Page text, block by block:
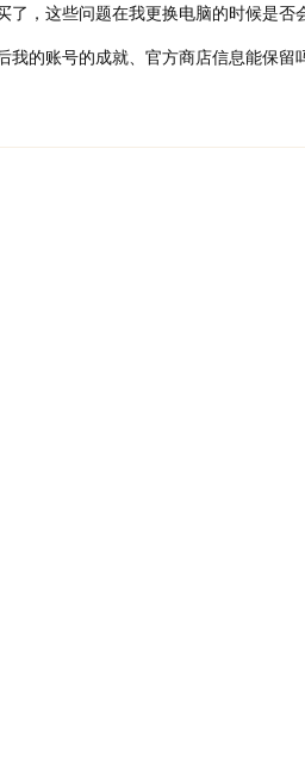
了，这些问题在我更换电脑的时候是否
我的账号的成就、官方商店信息能保留